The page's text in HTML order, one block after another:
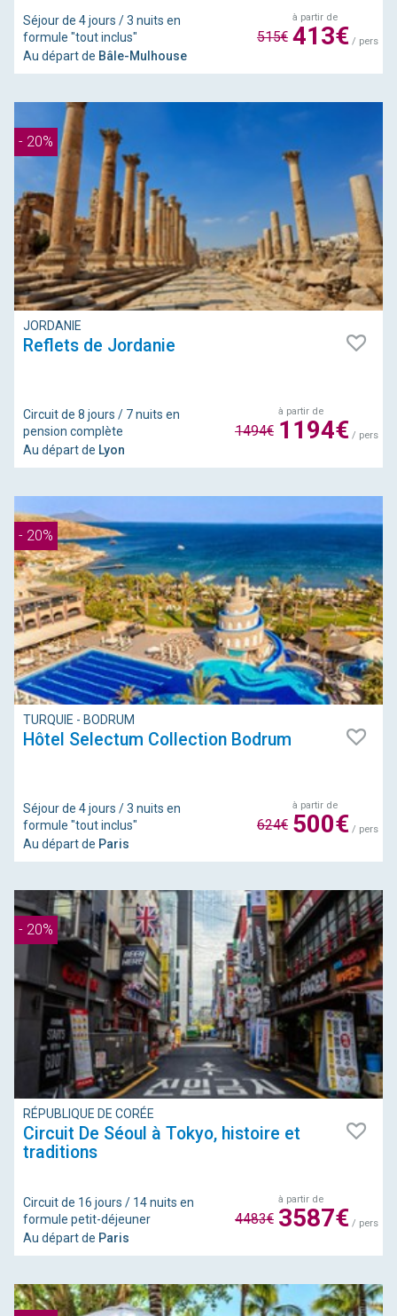
Séjour de 4 jours / 3 nuits en
formule "tout inclus"
Au départ de Bâle-Mulhouse
à partir de
413€/ pers
515€
- 20%
JORDANIE
Reflets de Jordanie
Circuit de 8 jours / 7 nuits en
pension complète
Au départ de Lyon
à partir de
1194€/ pers
1494€
- 20%
TURQUIE - BODRUM
Hôtel Selectum Collection Bodrum
Séjour de 4 jours / 3 nuits en
formule "tout inclus"
Au départ de Paris
à partir de
500€/ pers
624€
- 20%
RÉPUBLIQUE DE CORÉE
Circuit De Séoul à Tokyo, histoire et
traditions
Circuit de 16 jours / 14 nuits en
formule petit-déjeuner
Au départ de Paris
à partir de
3587€/ pers
4483€